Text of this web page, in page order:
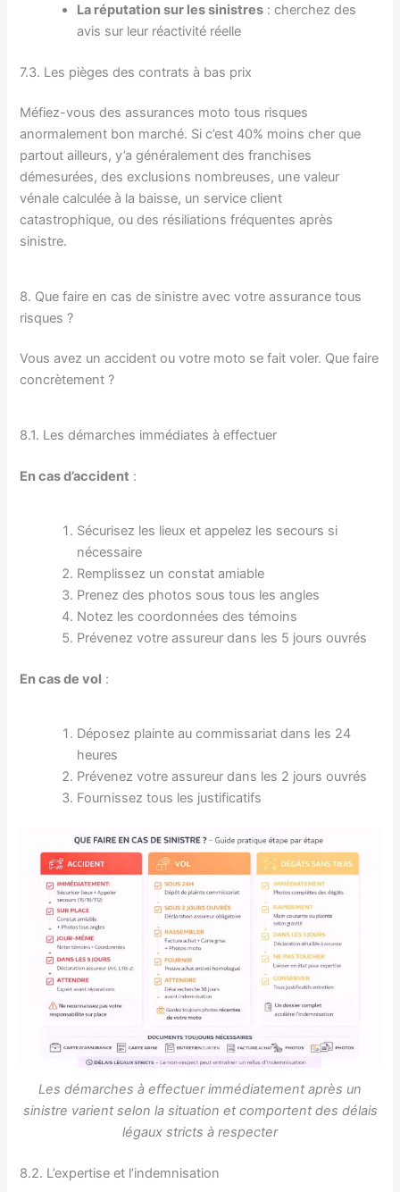
La réputation sur les sinistres : cherchez des
avis sur leur réactivité réelle
7.3. Les pièges des contrats à bas prix
Méfiez-vous des assurances moto tous risques
anormalement bon marché. Si c’est 40% moins cher que
partout ailleurs, y’a généralement des franchises
démesurées, des exclusions nombreuses, une valeur
vénale calculée à la baisse, un service client
catastrophique, ou des résiliations fréquentes après
sinistre.
8. Que faire en cas de sinistre avec votre assurance tous
risques ?
Vous avez un accident ou votre moto se fait voler. Que faire
concrètement ?
8.1. Les démarches immédiates à effectuer
En cas d’accident :
Sécurisez les lieux et appelez les secours si
nécessaire
Remplissez un constat amiable
Prenez des photos sous tous les angles
Notez les coordonnées des témoins
Prévenez votre assureur dans les 5 jours ouvrés
En cas de vol :
Déposez plainte au commissariat dans les 24
heures
Prévenez votre assureur dans les 2 jours ouvrés
Fournissez tous les justificatifs
Les démarches à effectuer immédiatement après un
sinistre varient selon la situation et comportent des délais
légaux stricts à respecter
8.2. L’expertise et l’indemnisation